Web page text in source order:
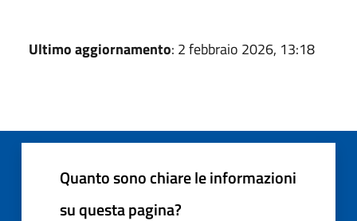
Ultimo aggiornamento: 2 febbraio 2026, 13:18
Quanto sono chiare le informazioni
su questa pagina?